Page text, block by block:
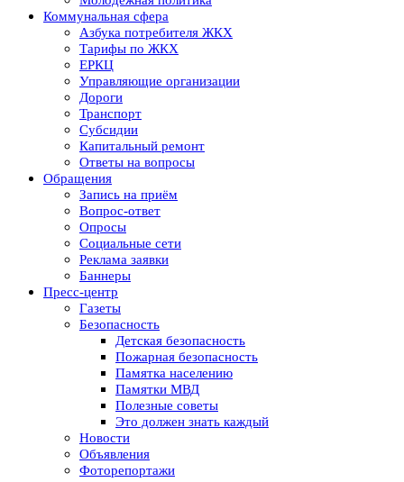
Коммунальная сфера
Азбука потребителя ЖКХ
Тарифы по ЖКХ
ЕРКЦ
Управляющие организации
Дороги
Транспорт
Субсидии
Капитальный ремонт
Ответы на вопросы
Обращения
Запись на приём
Вопрос-ответ
Опросы
Социальные сети
Реклама заявки
Баннеры
Пресс-центр
Газеты
Безопасность
Детская безопасность
Пожарная безопасность
Памятка населению
Памятки МВД
Полезные советы
Это должен знать каждый
Новости
Объявления
Фоторепортажи